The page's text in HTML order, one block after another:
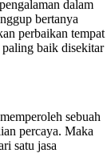
dalam
bertanya
perbaikan tempat
baik disekitar
sebuah
percaya. Maka
satu jasa